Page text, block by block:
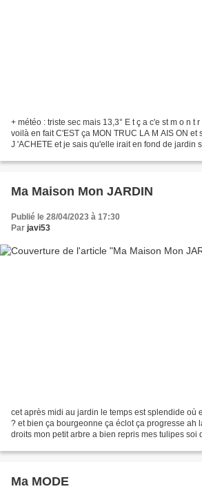
+ météo : triste sec mais 13,3° E t ç a c'e st m o n t
voilà en fait C'EST ça MON TRUC LA M AIS ON
J 'ACHETE et je sais qu'elle irait en fond de jardin
Ma Maison Mon JARDIN
Publié le 28/04/2023 à 17:30
Par javi53
cet après midi au jardin le temps est splendide où
? et bien ça bourgeonne ça éclot ça progresse ah
droits mon petit arbre a bien repris mes tulipes soi
Ma MODE